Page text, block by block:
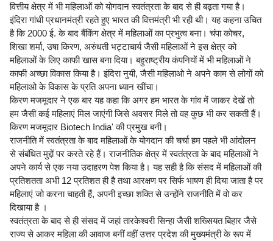
वित्तीय क्षेत्र में भी महिलाओं को योगदान स्वतंत्रता के बाद से ही बढ़ता गया है।
इंदिरा गांधी प्रधानमंत्री रहते हुए भारत की वित्तमंत्री भी रही थी। यह कहना उचित
है कि 2000 ई. के बाद बैंकिंग क्षेत्र में महिलाओं का प्रभुत्व बना। चंपा कोचर,
शिखा शर्मा, उषा किरण, अरुंधती भट्टाचार्य जैसी महिलाओं ने इस क्षेत्र को
महिलाओं के लिए काफी खास बना दिया। बहुराष्ट्रीय कंपनियों में भी महिलाओं ने
काफी अच्छा विकास किया है। इंदिरा नुयी, जैसी महिलाओ ने अपने काम से लोगों को
महिलाओ के विकास के प्रति अपना ध्यान खींचा।
किरण मजमूदार ने एक बार यह कहा कि अगर हम भारत के गांव में जाकर देखें तो
हम जैसी कई महिलाएं मिल जाएंगी जिसे अवसर मिले तो वह कुछ भी कर सकती हैं।
किरण मजमूदार Biotech India' की प्रमुख बनी।
राजनीति में स्वतंत्रता के बाद महिलाओं के योगदान की चर्चा हम पहले भी आंदोलन
से संबंधित मुद्दों पर करते रहे हैं। राजनीतिक क्षेत्र में स्वतंत्रता के बाद महिलाओं ने
अपने कार्य से एक नया उदाहरण पेश किया है। यह सही है कि संसद में महिलाओं की
प्रतिशतता अभी 12 प्रतिशत ही है तथा आरक्षण पर सिर्फ भाषण ही दिया जाता है पर
महिलाएं जो करना चाहती हैं, अपनी इच्छा शक्ति से उन्होंने राजनीति में वो कर
दिखाया है ।
स्वतंत्रता के बाद से ही संसद में जहां तारकेश्वरी सिन्हा जैसी शख्सियत बिहार जैसे
राज्य से आकर महिला की आवाज बनीं वहीं उत्तर प्रदेश की मुख्यमंत्री के रूप में